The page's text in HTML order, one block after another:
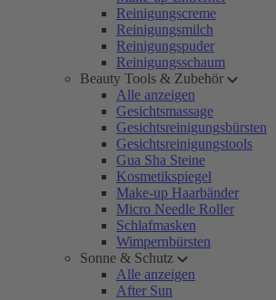
Reinigungscreme
Reinigungsmilch
Reinigungspuder
Reinigungsschaum
Beauty Tools & Zubehör
Alle anzeigen
Gesichtsmassage
Gesichtsreinigungsbürsten
Gesichtsreinigungstools
Gua Sha Steine
Kosmetikspiegel
Make-up Haarbänder
Micro Needle Roller
Schlafmasken
Wimpernbürsten
Sonne & Schutz
Alle anzeigen
After Sun